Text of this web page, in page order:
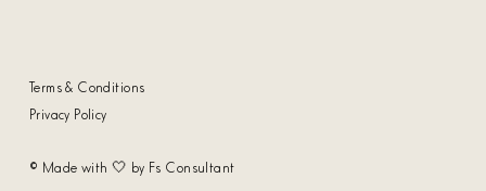
© Made with 🤍 by Fs Consultant
Terms & Conditions
Privacy Policy